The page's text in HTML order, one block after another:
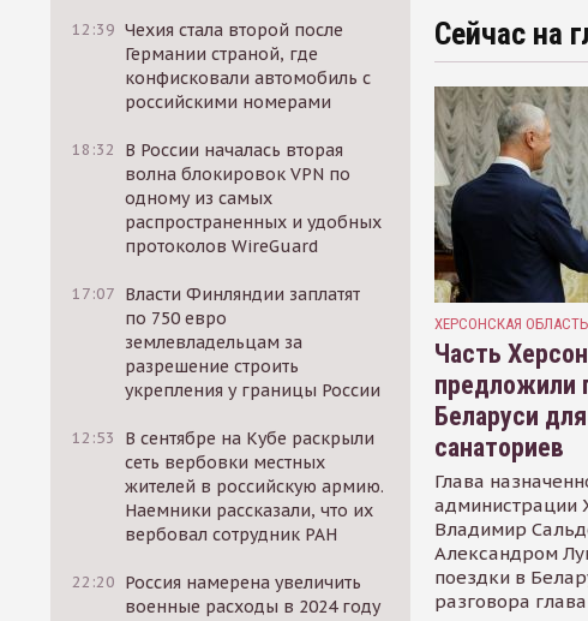
12:39 Чехия стала второй после
Германии страной, где
конфисковали автомобиль с
российскими номерами
18:32
В России началась вторая
волна блокировок VPN по
одному из самых
распространенных и удобных
протоколов WireGuard
17:07 Власти Финляндии заплатят
по 750 евро
землевладельцам за
разрешение строить
укрепления у границы России
12:53
В сентябре на Кубе раскрыли
сеть вербовки местных
жителей в российскую армию.
Наемники рассказали, что их
вербовал сотрудник РАН
22:20 Россия намерена увеличить
военные расходы в 2024 году
Сейчас на
ХЕРСОНСКАЯ ОБЛАСТЬ
Часть
предложили
Беларуси
санаториев
Глава
администрации
Владимир
Александром
поездки в
разговора